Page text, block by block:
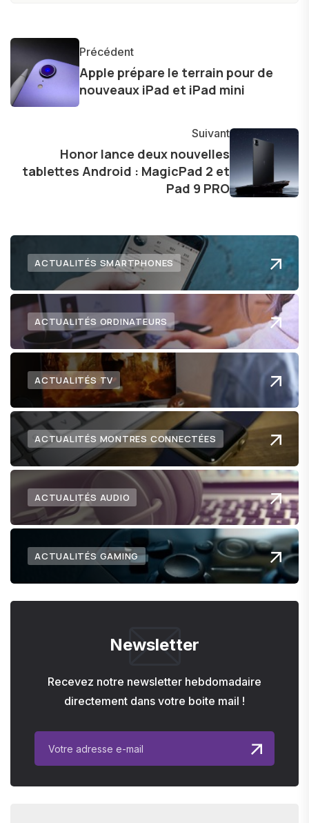
et bien d'autres gadgets technologiques. Armé
d'une curiosité insatiable, j'aime dévoiler les
dernières tendances et innovations, partageant
avec enthousiasme mes découvertes avec la
l'exploration constante des frontières de la
technologie me permet de présenter aux
lecteurs un aperçu captivant de ce que le futur
Précédent
Apple prépare le terrain pour de
nouveaux iPad et iPad mini
Suivant
Honor lance deux nouvelles
tablettes Android : MagicPad 2 et
Pad 9 PRO
ACTUALITÉS SMARTPHONES
ACTUALITÉS ORDINATEURS
ACTUALITÉS TV
ACTUALITÉS MONTRES CONNECTÉES
ACTUALITÉS AUDIO
ACTUALITÉS GAMING
Newsletter
Recevez notre newsletter hebdomadaire
directement dans votre boite mail !